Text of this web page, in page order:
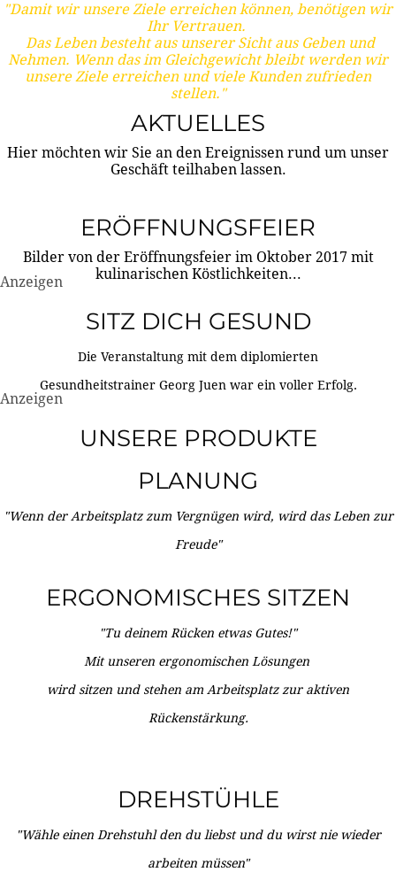
"Damit wir unsere Ziele erreichen können, benötigen wir
Ihr Vertrauen.
Das Leben besteht aus unserer Sicht aus Geben und
Nehmen. Wenn das im Gleichgewicht bleibt werden wir
unsere Ziele erreichen und viele Kunden zufrieden
stellen."
AKTUELLES
Hier möchten wir Sie an den Ereignissen rund um unser
Geschäft teilhaben lassen.
ERÖFFNUNGSFEIER
Bilder von der Eröffnungsfeier im Oktober 2017 mit
kulinarischen Köstlichkeiten...
Anzeigen
SITZ DICH GESUND
Die Veranstaltung mit dem diplomierten
Gesundheitstrainer Georg Juen war ein voller Erfolg.
Anzeigen
UNSERE PRODUKTE
PLANUNG
"Wenn der Arbeitsplatz zum Vergnügen wird, wird das Leben zur
Freude"
ERGONOMISCHES SITZEN
"Tu deinem Rücken etwas Gutes!"
Mit unseren ergonomischen Lösungen
wird sitzen und stehen am Arbeitsplatz zur aktiven
Rückenstärkung.
DREHSTÜHLE
"Wähle einen Drehstuhl den du liebst und du wirst nie wieder
arbeiten müssen"